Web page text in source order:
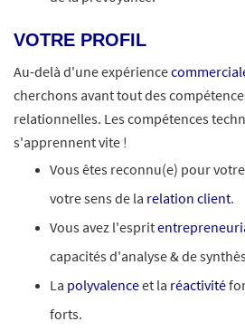
VOTRE PROFIL
Au-delà d'une expérience
cherchons avant tout des
relationnelles. Les compétences
s'apprennent vite !
Vous êtes reconnu(e) pour votre
votre sens de la relation client.
Vous avez l'esprit
capacités d'analyse & de
La polyvalenceet la réactivité
forts.